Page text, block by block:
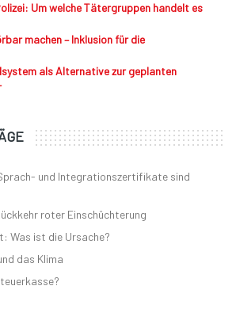
Um welche Tätergruppen handelt es
machen – Inklusion für die
als Alternative zur geplanten
und Integrationszertifikate sind
roter Einschüchterung
Was ist die Ursache?
das Klima